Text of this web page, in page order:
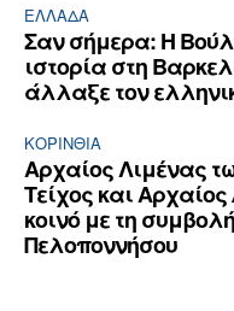
ΕΛΛΆΔΑ
Σαν σήμερα: Η
ιστορία στη
άλλαξε τον
ΚΟΡΙΝΘΊΑ
Αρχαίος Λιμένας
Τείχος και
κοινό με τη
Πελοποννήσου